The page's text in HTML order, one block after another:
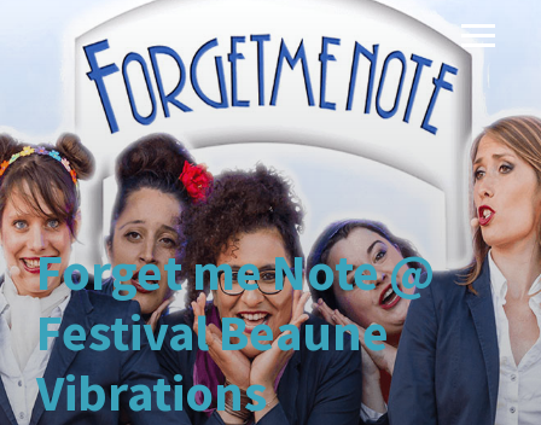
Forget me Note @
Festival Beaune
Vibrations